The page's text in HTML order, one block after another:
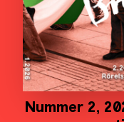
Nummer 2,